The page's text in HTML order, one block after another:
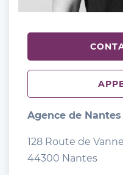
Agence de Nantes
128 Route de
44300 Nantes